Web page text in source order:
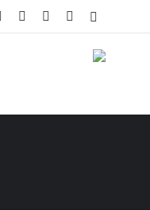
You TubeInstagramWhatsApp